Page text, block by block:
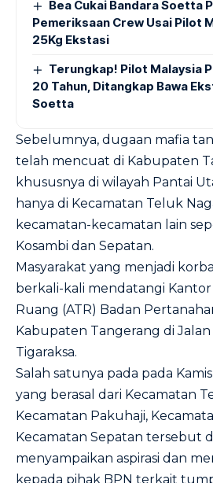
Bea Cukai Bandara Soetta
Pemeriksaan Crew Usai Pilot
25Kg Ekstasi
Terungkap! Pilot Malaysia
20 Tahun, Ditangkap Bawa
Soetta
Sebelumnya, dugaan mafia
telah mencuat di Kabupaten
khususnya di wilayah Pantai
hanya di Kecamatan Teluk
kecamatan-kecamatan lain
Kosambi dan Sepatan.
Masyarakat yang menjadi
berkali-kali mendatangi Kantor
Ruang (ATR) Badan
Kabupaten Tangerang di
Tigaraksa.
Salah satunya pada pada
yang berasal dari Kecamatan
Kecamatan Pakuhaji,
Kecamatan Sepatan tersebut
menyampaikan aspirasi dan
kepada pihak BPN terkait